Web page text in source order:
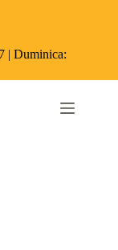
| Duminica: